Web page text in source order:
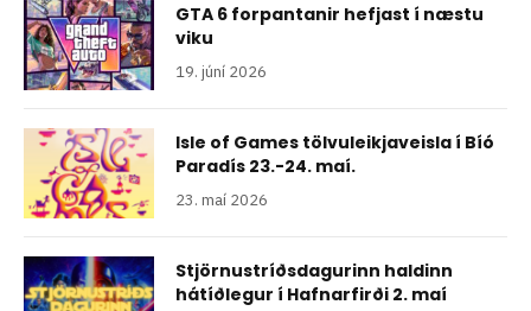
GTA 6 forpantanir hefjast í næstu
viku
19. júní 2026
Isle of Games tölvuleikjaveisla í Bíó
Paradís 23.-24. maí.
23. maí 2026
Stjörnustríðsdagurinn haldinn
hátíðlegur í Hafnarfirði 2. maí